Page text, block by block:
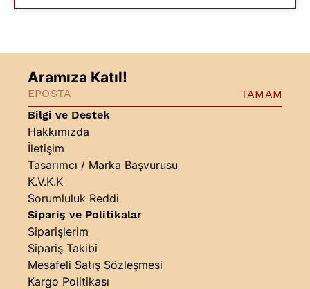
Bilgi ve Destek
Hakkımızda
İletişim
Tasarımcı / Marka Başvurusu
K.V.K.K
Sorumluluk Reddi
Sipariş ve Politikalar
Siparişlerim
Sipariş Takibi
Mesafeli Satış Sözleşmesi
Kargo Politikası
Aramıza Katıl!
TAMAM